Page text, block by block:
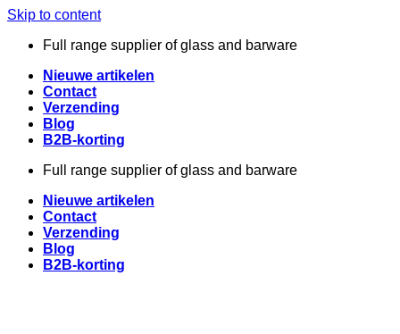
Skip to content
Full range supplier of glass and barware
Nieuwe artikelen
Contact
Verzending
Blog
B2B-korting
Full range supplier of glass and barware
Nieuwe artikelen
Contact
Verzending
Blog
B2B-korting